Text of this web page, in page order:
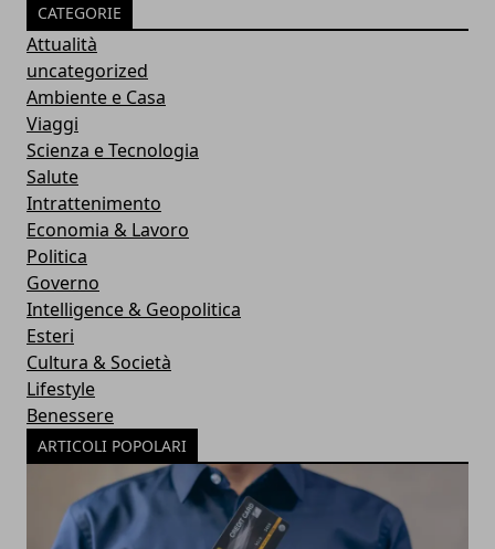
CATEGORIE
Attualità
uncategorized
Ambiente e Casa
Viaggi
Scienza e Tecnologia
Salute
Intrattenimento
Economia & Lavoro
Politica
Governo
Intelligence & Geopolitica
Esteri
Cultura & Società
Lifestyle
Benessere
ARTICOLI POPOLARI